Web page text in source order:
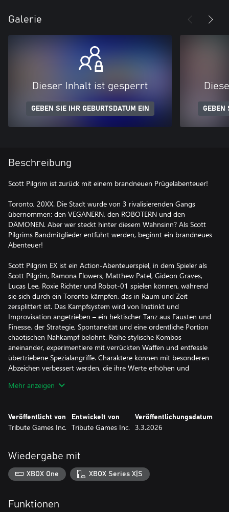
Galerie
Dieser Inhalt ist gesperrt
GEBEN SIE IHR GEBURTSDATUM EIN GEBEN
Beschreibung
Scott Pilgrim ist zurück mit einem brandneuen Prügelabenteuer!
Toronto, 20XX. Die Stadt wurde von 3 rivalisierenden Gangs
übernommen: den VEGANERN, den ROBOTERN und den
DÄMONEN. Aber wer steckt hinter diesem Wahnsinn? Als Scott
Pilgrims Bandmitglieder entführt werden, beginnt ein brandneues
Abenteuer!
Scott Pilgrim EX ist ein Action-Abenteuerspiel, in dem Spieler als
Scott Pilgrim, Ramona Flowers, Matthew Patel, Gideon Graves,
Lucas Lee, Roxie Richter und Robot-01 spielen können, während
sie sich durch ein Toronto kämpfen, das in Raum und Zeit
zersplittert ist. Das Kampfsystem wird von Instinkt und
Improvisation angetrieben – ein hektischer Tanz aus Fäusten und
Finesse, der Strategie, Spontaneität und eine ordentliche Portion
chaotischen Nahkampf belohnt. Reihe stylische Kombos
aneinander, experimentiere mit verrückten Waffen und entfessle
übertriebene Spezialangriffe. Charaktere können mit besonderen
Abzeichen verbessert werden, die ihre Werte erhöhen und
vernetzten Levels, um alte und neue Bekannte zu treffen, Quests
bei der Action mitmachen und es so zu einem spaßigen
dynamischen Erlebnis machen.
7 spielbare Charaktere
Schlüpfe in die Schuhe von sieben Fan-Lieblingen: SCOTT
PILGRIM, RAMONA FLOWERS, MATTHEW PATEL, GIDEON
GRAVES, LUCAS LEE, ROXIE RICHTER und ROBOT-01 – jeder mit
Mehr anzeigen
Veröffentlicht von
Tribute Games Inc.
Entwickelt von
Tribute Games Inc.
Veröffentlichungsdatum
3.3.2026
Wiedergabe mit
XBOX One XBOX Series X|S
Funktionen